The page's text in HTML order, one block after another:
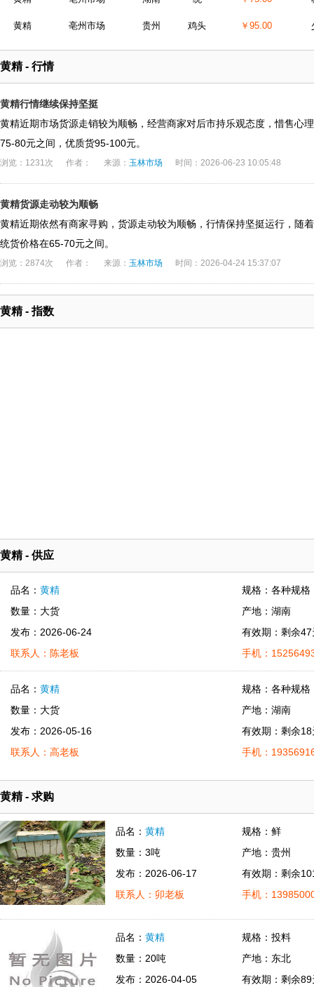
黄精 亳州市场 贵州 鸡头 ￥95.00
黄精 - 行情
黄精行情继续保持坚挺
黄精近期市场货源走销较为顺畅，经营商家对后市持乐观态度，惜售心
75-80元之间，优质货95-100元。
浏览：1231次 作者： 来源： 玉林市场 时间：2026-06-23 10:05:48
黄精货源走动较为顺畅
黄精近期依然有商家寻购，货源走动较为顺畅，行情保持坚挺运行，随
统货价格在65-70元之间。
浏览：2874次 作者： 来源： 玉林市场 时间：2026-04-24 15:37:07
黄精 - 指数
黄精 - 供应
品名： 黄精
数量：大货
发布：2026-06-24
联系人：陈老板
规格：各种规格
产地：湖南
有效期：剩余47
手机：
品名： 黄精
数量：大货
发布：2026-05-16
联系人：高老板
规格：各种规格
产地：湖南
有效期：剩余18
手机：
黄精 - 求购
品名： 黄精
数量：3吨
发布：2026-06-17
联系人：卯老板
规格：鲜
产地：贵州
有效期：剩余
手机：
品名： 黄精
数量：20吨
发布：2026-04-05
规格：投料
产地：东北
有效期：剩余89